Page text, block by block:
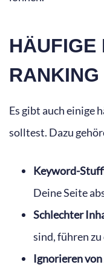
HÄUFIGE
RANKING
Es gibt auch einige
solltest. Dazu
Keyword-
Deine Seite
Schlechter
sind, führen
Ignorieren